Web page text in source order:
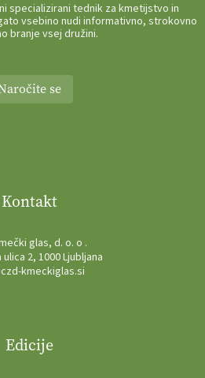
specializirani tednik za kmetijstvo in
vsebino nudi informativno, strokovno
branje vsej družini.
se
Kontakt
glas, d. o. o .
2, 1000 Ljubljana
kmeckiglas.si
Edicije